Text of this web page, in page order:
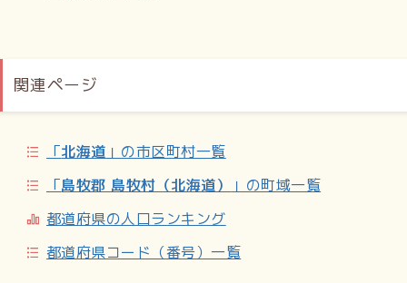
関連ページ
「北海道 」の市区町村一覧
「島牧郡 島牧村（北海道）
」の町域一覧
都道府県の人口ランキング
都道府県コード（番号）一覧